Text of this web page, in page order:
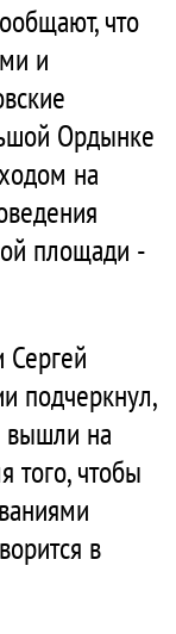
что
и
Ордынке
на
площади -
Сергей
подчеркнул,
вышли на
того, чтобы
в